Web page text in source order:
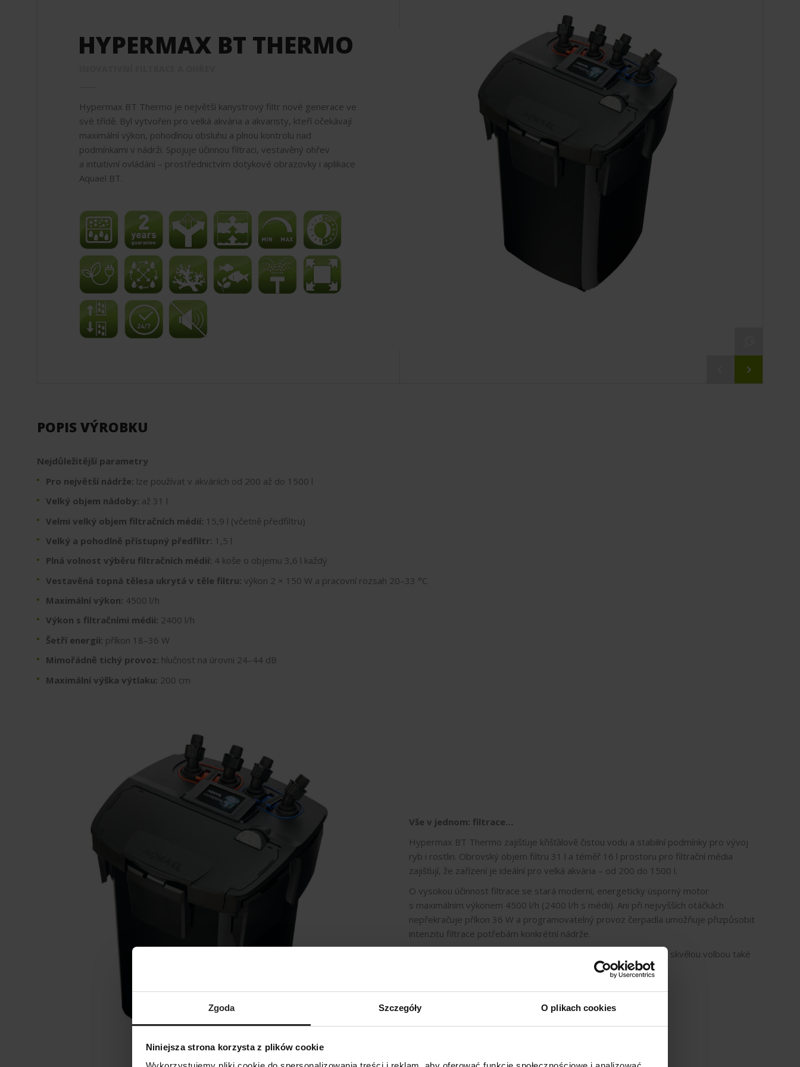
Zgoda Szczegóły O plikach cookies
Niniejsza strona korzysta z plików cookie
HYPERMAX BT THERMO
Hypermax BT Thermo je největší kanystrový filtr nové generace ve
své třídě. Byl vytvořen pro velká akvária a akvaristy, kteří očekávají
maximální výkon, pohodlnou obsluhu a plnou kontrolu nad
podmínkami v nádrži. Spojuje účinnou filtraci, vestavěný ohřev
a intuitivní ovládání – prostřednictvím dotykové obrazovky i aplikace
Aquael BT.
POPIS VÝROBKU
Nejdůležitější parametry
Pro největší nádrže: lze používat v akváriích od 200 až do 1500 l
Velký objem nádoby: až 31 l
Velmi velký objem filtračních médií: 15,9 l (včetně předfiltru)
Velký a pohodlně přístupný předfiltr: 1,5 l
Plná volnost výběru filtračních médií: 4 koše o objemu 3,6 l každý
Vestavěná topná tělesa ukrytá v těle filtru: výkon 2 × 150 W a pracovní rozsah 20–33 °C
Maximální výkon: 4500 l/h
Výkon s filtračními médii: 2400 l/h
Šetří energii: příkon 18–36 W
Mimořádně tichý provoz: hlučnost na úrovni 24–44 dB
Maximální výška výtlaku: 200 cm
Vše v jednom: filtrace…
Hypermax BT Thermo zajišťuje křišťálově čistou vodu a stabilní podmínky pro vývoj
ryb i rostlin. Obrovský objem filtru 31 l a téměř 16 l prostoru pro filtrační média
zajišťují, že zařízení je ideální pro velká akvária – od 200 do 1500 l.
O vysokou účinnost filtrace se stará moderní, energeticky úsporný motor
s maximálním výkonem 4500 l/h (2400 l/h s médii). Ani při nejvyšších otáčkách
nepřekračuje příkon 36 W a programovatelný provoz čerpadla umožňuje přizpůsobit
intenzitu filtrace potřebám konkrétní nádrže.
Hypermax BT Thermo pracuje tiše – od 24 do 44 dB – proto je skvělou volbou také
do místností, kde je důležitý akustický komfort.